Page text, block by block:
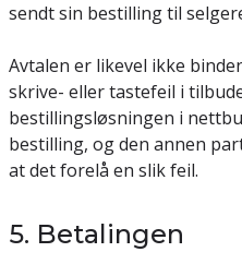
sendt sin bestilling til
Avtalen er likevel ikke
skrive- eller tastefeil i
bestillingsløsningen i
bestilling, og den annen
at det forelå en slik feil.
5. Betalingen